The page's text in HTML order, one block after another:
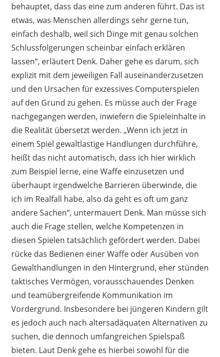
behauptet, dass das eine zum anderen führt. Das ist
etwas, was Menschen allerdings sehr gerne tun,
einfach deshalb, weil sich Dinge mit genau solchen
Schlussfolgerungen scheinbar einfach erklären
lassen“, erläutert Denk. Daher gehe es darum, sich
explizit mit dem jeweiligen Fall auseinanderzusetzen
und den Ursachen für exzessives Computerspielen
auf den Grund zu gehen. Es müsse auch der Frage
nachgegangen werden, inwiefern die Spieleinhalte in
die Realität übersetzt werden. „Wenn ich jetzt in
einem Spiel gewaltlastige Handlungen durchführe,
heißt das nicht automatisch, dass ich hier wirklich
zum Beispiel lerne, eine Waffe einzusetzen und
überhaupt irgendwelche Barrieren überwinde, die
ich im Realfall habe, also da geht es oft um ganz
andere Sachen“, untermauert Denk. Man müsse sich
auch die Frage stellen, welche Kompetenzen in
diesen Spielen tatsächlich gefördert werden. Dabei
rücke das Bedienen einer Waffe oder Ausüben von
Gewalthandlungen in den Hintergrund, eher stünden
taktisches Vermögen, vorausschauendes Denken
und teamübergreifende Kommunikation im
Vordergrund. Insbesondere bei jüngeren Kindern gilt
es jedoch auch nach altersadäquaten Alternativen zu
suchen, die dennoch umfangreichen Spielspaß
bieten. Laut Denk gehe es hierbei sowohl für die